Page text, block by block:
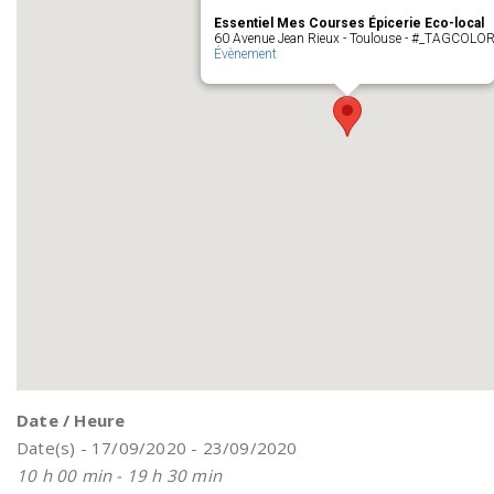
Essentiel Mes Courses Épicerie Eco-local
60 Avenue Jean Rieux - Toulouse - #_TAGCOLOR
Évènement
Date / Heure
Date(s) - 17/09/2020 - 23/09/2020
10 h 00 min - 19 h 30 min